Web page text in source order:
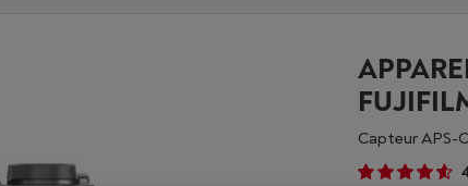
Capteur APS-C